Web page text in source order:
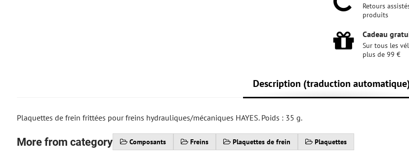
Retours
produits
Cadeau
Sur tous les
plus de 99 €
Description (traduction
Plaquettes de frein frittées pour freins hydrauliques/mécaniques HAYES. Poids : 35 g.
More from category Composants Freins Plaquettes de frein Plaquettes